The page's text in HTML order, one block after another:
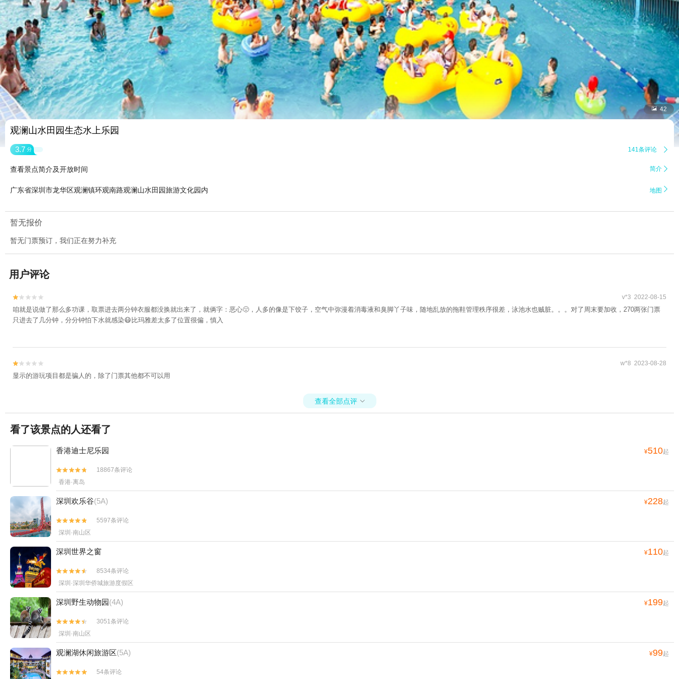
 42
观澜山水田园生态水上乐园
3.7 分 141条评论 
查看景点简介及开放时间 简介 
广东省深圳市龙华区观澜镇环观南路观澜山水田园旅游文化园内 地图 
暂无报价
暂无门票预订，我们正在努力补充
用户评论

 v*3 2022-08-15
咱就是说做了那么多功课，取票进去两分钟衣服都没换就出来了，就俩字：恶心🤢，人多的像是下饺子，空气中弥漫着消毒液和臭脚丫子味，随地乱放的拖鞋管理秩序很差，泳池水也贼脏。。。对了周末要加收，270两张门票
只进去了几分钟，分分钟怕下水就感染😷比玛雅差太多了位置很偏，慎入

 w*8 2023-08-28
显示的游玩项目都是骗人的，除了门票其他都不可以用
查看全部点评 
看了该景点的人还看了
香港迪士尼乐园 ¥510起


18867条评论
香港·离岛
深圳欢乐谷(5A) ¥228起


5597条评论
深圳·南山区
深圳世界之窗 ¥110起


8534条评论
深圳·深圳华侨城旅游度假区
深圳野生动物园(4A) ¥199起


3051条评论
深圳·南山区
观澜湖休闲旅游区(5A) ¥99起

 54条评论